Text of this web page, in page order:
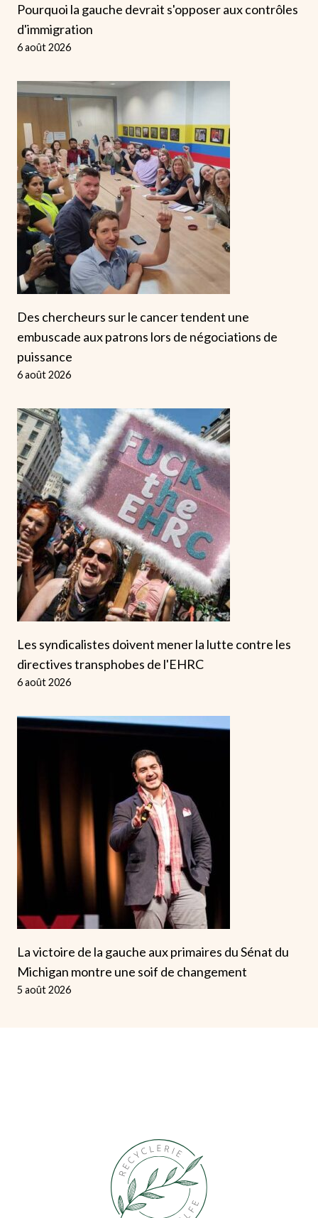
Pourquoi la gauche devrait s'opposer aux contrôles
d'immigration
6 août 2026
Des chercheurs sur le cancer tendent une
embuscade aux patrons lors de négociations de
puissance
6 août 2026
Les syndicalistes doivent mener la lutte contre les
directives transphobes de l'EHRC
6 août 2026
La victoire de la gauche aux primaires du Sénat du
Michigan montre une soif de changement
5 août 2026